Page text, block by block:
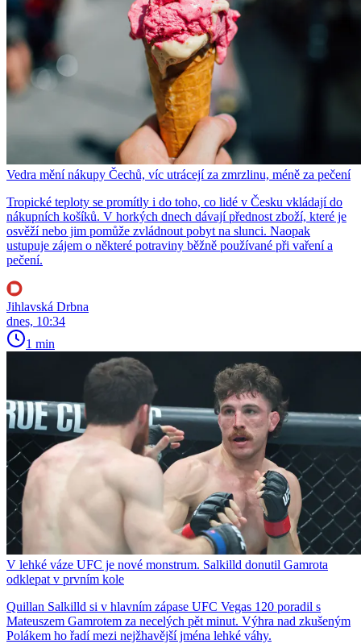
Vedra mění nákupy Čechů, víc utrácejí za zmrzlinu, méně za pečení
Tropické teploty se promítly i do toho, co lidé v Česku vkládají do
nákupních košíků. V horkých dnech dávají přednost zboží, které je
osvěží nebo jim pomůže zvládnout pobyt na slunci. Naopak
ustupuje zájem o některé potraviny běžně používané při vaření a
pečení.
Jihlavská Drbna
dnes, 10:34
1 min
V lehké váze UFC je nové monstrum. Salkilld donutil Gamrota
odklepat v prvním kole
Quillan Salkilld si v hlavním zápase UFC Vegas 120 poradil s
Mateuszem Gamrotem za necelých pět minut. Výhra nad zkušeným
Polákem ho řadí mezi nejžhavější jména lehké váhy.